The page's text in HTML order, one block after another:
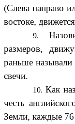
(Слева направо
востоке,
размеров,
раньше
свечи.
Как
честь
Земли, каждые 76